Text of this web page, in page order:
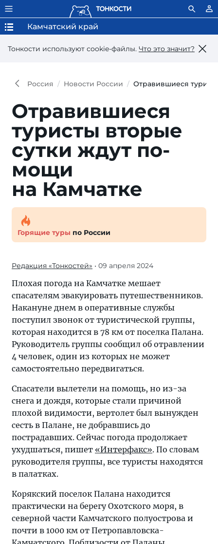
Тонкости используют сookie-файлы. Что это значит?
Камчатский край
Россия Новости России Отравившиеся
Отравившиеся
туристы вторые
сут­ки ждут по­
мощи
на Камчатке
Горящие туры по России
Редакция «Тонкостей» • 09 апреля 2024
Плохая погода на Камчатке мешает
спасателям эвакуировать путешественников.
Накануне днем в оперативные службы
поступил звонок от туристической группы,
которая находится в 78 км от поселка Палана.
Руководитель группы сообщил об отравлении
4 человек, один из которых не может
самостоятельно передвигаться.
Спасатели вылетели на помощь, но из-за
снега и дождя, которые стали причиной
плохой видимости, вертолет был вынужден
сесть в Палане, не добравшись до
пострадавших. Сейчас погода продолжает
ухудшаться, пишет «Интерфакс». По словам
руководителя группы, все туристы находятся
в палатках.
Корякский поселок Палана находится
практически на берегу Охотского моря, в
северной части Камчатского полуострова и
почти в 1000 км от Петропавловска-